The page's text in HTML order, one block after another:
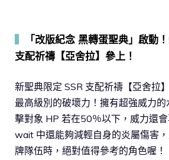
「改版紀念 黑轉蛋聖典」啟動
支配祈禱【亞舍拉】參上！
新聖典限定 SSR 支配祈禱【亞舍拉
最高級別的破壞力！擁有超強威力
擊對象 HP 若在50％以下，威力還
wait 中還能夠減輕自身的炎屬傷害
牌隊伍時，絕對值得參考的角色喔！